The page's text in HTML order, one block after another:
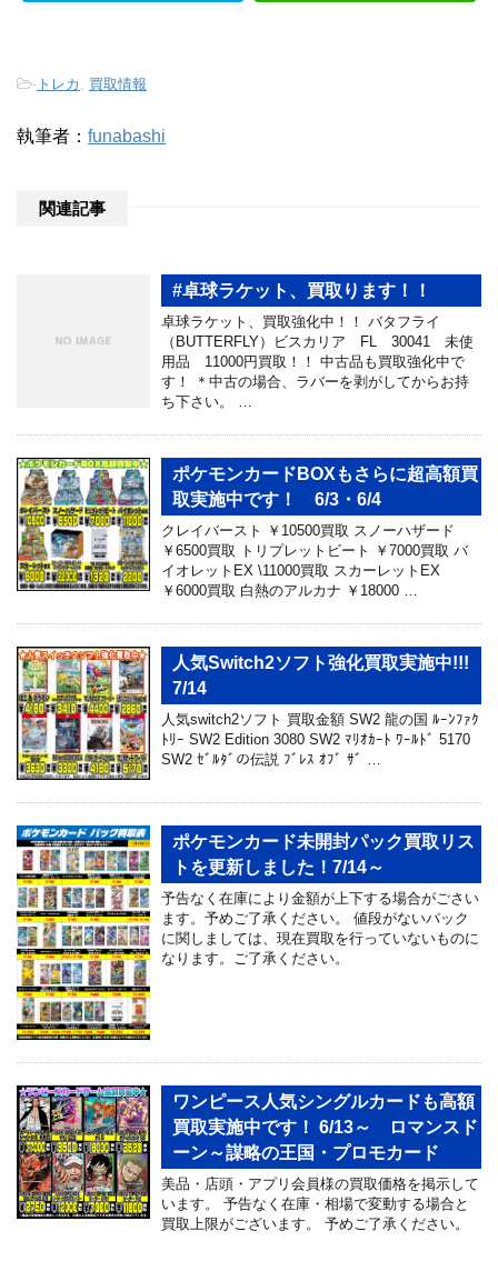
- トレカ 買取情報
執筆者： funabashi
関連記事
#卓球ラケット、買取ります！！
卓球ラケット、買取強化中！！ バタフライ
（BUTTERFLY）ビスカリア FL 30041 未使
用品 11000円買取！！ 中古品も買取強化中で
す！ ＊中古の場合、ラバーを剥がしてからお持
ち下さい。 …
ポケモンカードBOXもさらに超高額買
取実施中です！ 6/3・6/4
クレイバースト ￥10500買取 スノーハザード
￥6500買取 トリプレットビート ￥7000買取 バ
イオレットEX \11000買取 スカーレットEX
￥6000買取 白熱のアルカナ ￥18000 …
人気Switch2ソフト強化買取実施中!!!
7/14
人気switch2ソフト 買取金額 SW2 龍の国 ﾙｰﾝﾌｧｸ
ﾄﾘｰ SW2 Edition 3080 SW2 ﾏﾘｵｶｰﾄ ﾜｰﾙﾄﾞ 5170
SW2 ｾﾞﾙﾀﾞの伝説 ﾌﾞﾚｽ ｵﾌﾞ ｻﾞ …
ポケモンカード未開封パック買取リス
トを更新しました！7/14～
予告なく在庫により金額が上下する場合がごさい
ます。予めご了承ください。 値段がないパック
に関しましては、現在買取を行っていないものに
なります。ご了承ください。
ワンピース人気シングルカードも高額
買取実施中です！ 6/13～ ロマンスド
ーン～謀略の王国・プロモカード
美品・店頭・アプリ会員様の買取価格を掲示して
います。 予告なく在庫・相場で変動する場合と
買取上限がございます。 予めご了承ください。